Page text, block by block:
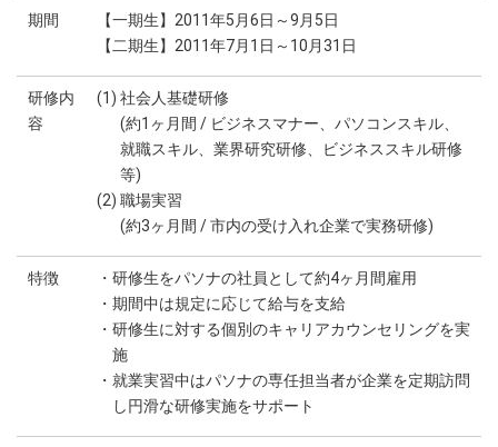
期間
【一期生】2011年5月6日～9月5日
【二期生】2011年7月1日～10月31日
研修内
容
(1) 社会人基礎研修
(約1ヶ月間 / ビジネスマナー、パソコンスキル、
就職スキル、業界研究研修、ビジネススキル研修
等)
(2) 職場実習
(約3ヶ月間 / 市内の受け入れ企業で実務研修)
特徴
・研修生をパソナの社員として約4ヶ月間雇用
・期間中は規定に応じて給与を支給
・研修生に対する個別のキャリアカウンセリングを実
施
・就業実習中はパソナの専任担当者が企業を定期訪問
し円滑な研修実施をサポート